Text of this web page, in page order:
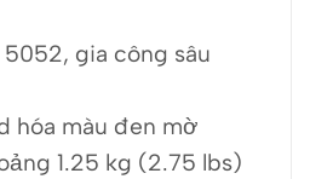
5052, gia công sâu
hóa màu đen mờ
1.25 kg (2.75 lbs)